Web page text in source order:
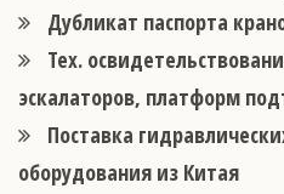
Дубликат паспорта
Тех.
эскалаторов, платформ
Поставка
оборудования из Китая